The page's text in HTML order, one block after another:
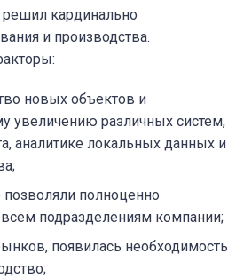
кардинально
и производства.
новых объектов и
увеличению различных систем,
аналитике локальных данных и
позволяли полноценно
подразделениям компании;
появилась необходимость